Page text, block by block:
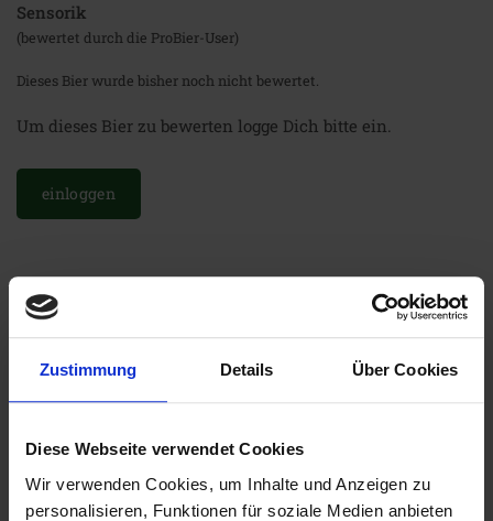
Zustimmung Details Über Cookies
Diese Webseite verwendet Cookies
Wir verwenden Cookies, um Inhalte und Anzeigen zu
personalisieren, Funktionen für soziale Medien anbieten
Sensorik
(bewertet durch die ProBier-User)
Dieses Bier wurde bisher noch nicht bewertet.
Um dieses Bier zu bewerten logge Dich bitte ein.
einloggen
Weitere Biere der Brauerei